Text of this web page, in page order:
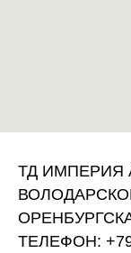
ТД ИМПЕРИЯ
ТЕЛЕФОН: